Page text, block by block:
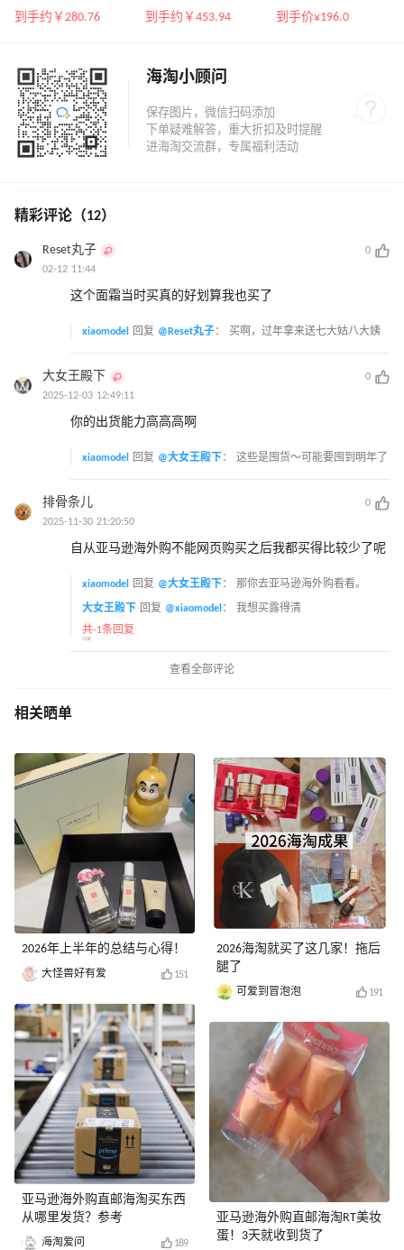
Jasper Two, 黑色虹膜
到手约￥280.76
+铝3层-磨砂），IH对
到手约￥453.94
12 盎司(约340.19克)
到手价¥196.0
海淘小顾问
精彩评论（12）
Reset丸子
0
02-12 11:44
这个面霜当时买真的好划算我也买了
xiaomodel 回复 @Reset丸子： 买啊，过年拿来送七大姑八大姨
大女王殿下
0
2025-12-03 12:49:11
你的出货能力高高高啊
xiaomodel 回复 @大女王殿下 ： 这些是囤货～可能要囤到明年了
排骨条儿
0
2025-11-30 21:20:50
自从亚马逊海外购不能网页购买之后我都买得比较少了呢
xiaomodel 回复 @大女王殿下 ： 那你去亚马逊海外购看看。
大女王殿下 回复 @xiaomodel ： 我想买露得清
共-1条回复
查看全部评论
相关晒单
2026年上半年的总结与心得！
大怪兽好有爱 151
亚马逊海外购直邮海淘买东西
从哪里发货？参考
海淘爱问 189
2026海淘就买了这几家！拖后
腿了
可爱到冒泡泡 191
亚马逊海外购直邮海淘RT美妆
蛋！3天就收到货了